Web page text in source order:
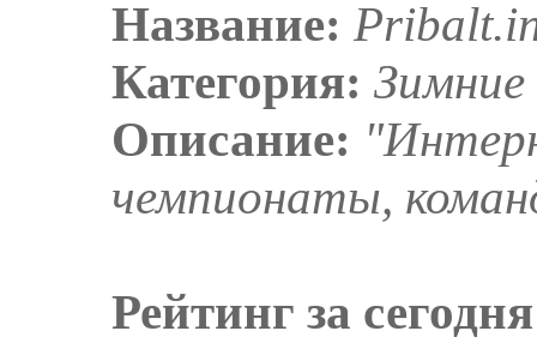
Название:
Категория:
Описание:
чемпионаты,
Рейтинг за